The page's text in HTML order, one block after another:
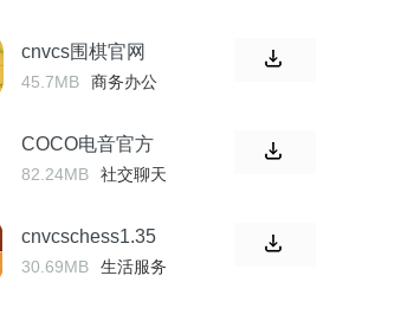
cnvcs围棋官网
45.7MB 商务办公
COCO电音官方
82.24MB 社交聊天
cnvcschess1.35
30.69MB 生活服务